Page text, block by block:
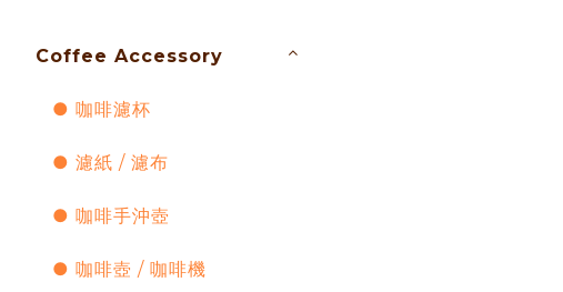
Coffee Accessory
● 咖啡濾杯
● 濾紙 / 濾布
● 咖啡手沖壺
● 咖啡壺 / 咖啡機